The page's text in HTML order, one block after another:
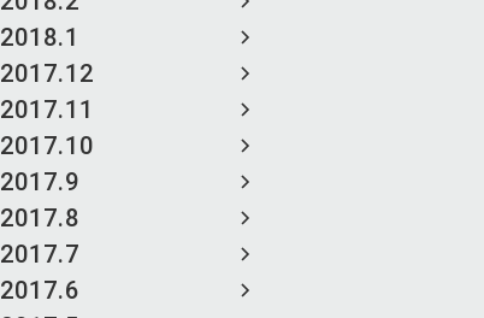
2018.1
2017.12
2017.11
2017.10
2017.9
2017.8
2017.7
2017.6